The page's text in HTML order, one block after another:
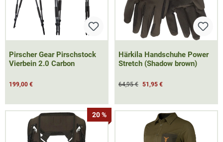
Pirscher Gear Pirschstock
Vierbein 2.0 Carbon
199,00 €
Härkila Handschuhe Power
Stretch (Shadow brown)
64,95 € 51,95 €
20 %